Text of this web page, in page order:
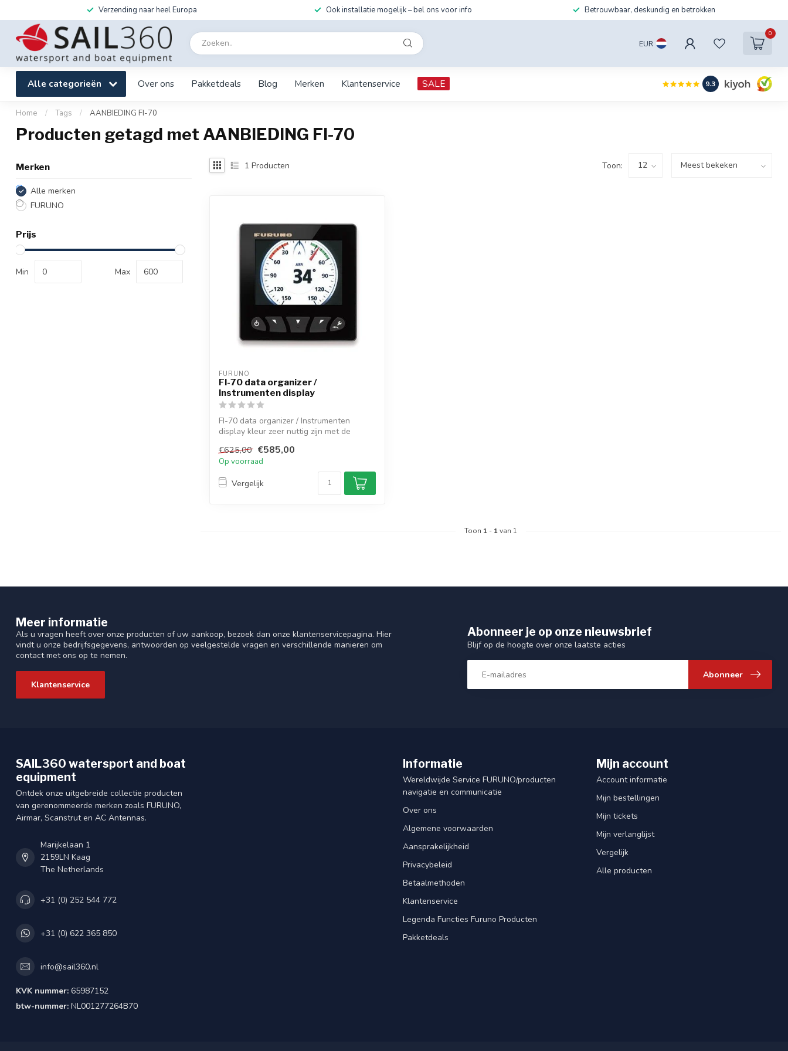
Verzending naar heel Europa Ook installatie mogelijk – bel ons voor info Betrouwbaar, deskundig en betrokken
EUR
0
Alle categorieën Over ons Pakketdeals Blog Merken Klantenservice SALE 9.3
Home / Tags / AANBIEDING FI-70
Producten getagd met AANBIEDING FI-70
Merken
Alle merken
FURUNO
Prijs
Min Max
1 Producten Toon:
FURUNO
FI-70 data organizer /
Instrumenten display
FI-70 data organizer / Instrumenten
display kleur zeer nuttig zijn met de
€625,00 €585,00
Op voorraad
Vergelijk
Toon 1 - 1van 1
Meer informatie
Als u vragen heeft over onze producten of uw aankoop, bezoek dan onze klantenservicepagina. Hier
vindt u onze bedrijfsgegevens, antwoorden op veelgestelde vragen en verschillende manieren om
contact met ons op te nemen.
Klantenservice
Abonneer je op onze nieuwsbrief
Blijf op de hoogte over onze laatste acties
Abonneer
SAIL360 watersport and boat
equipment
Ontdek onze uitgebreide collectie producten
van gerenommeerde merken zoals FURUNO,
Airmar, Scanstrut en AC Antennas.
Marijkelaan 1
2159LN Kaag
The Netherlands
+31 (0) 252 544 772
+31 (0) 622 365 850
info@sail360.nl
KVK nummer: 65987152
btw-nummer: NL001277264B70
Informatie
Wereldwijde Service FURUNO/producten
navigatie en communicatie
Over ons
Algemene voorwaarden
Aansprakelijkheid
Privacybeleid
Betaalmethoden
Klantenservice
Legenda Functies Furuno Producten
Pakketdeals
Mijn account
Account informatie
Mijn bestellingen
Mijn tickets
Mijn verlanglijst
Vergelijk
Alle producten